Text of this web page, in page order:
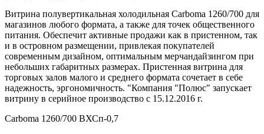
Витрина полувертикальная холодильная Carboma 1260/700 для
магазинов любого формата, а также для точек общественного
питания. Обеспечит активные продажи как в пристенном, так
и в островном размещении, привлекая покупателей
современным дизайном, оптимальным мерчандайзингом при
небольших габаритных размерах. Пристенная витрина для
торговых залов малого и среднего формата сочетает в себе
надежность, эргономичность. "Компания "Полюс" запускает
витрину в серийное производство с 15.12.2016 г.
Carboma 1260/700 ВХСп-0,7